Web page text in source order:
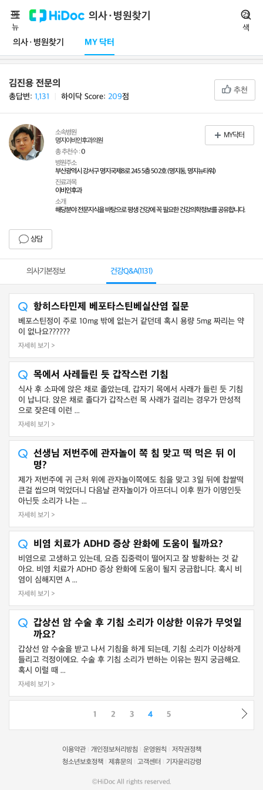
의사·병원찾기
의사·병원찾기 MY 닥터
메
뉴
검
색
김진용 전문의
총답변: 1,131 하이닥 Score: 209점
추천
소속병원
명지이비인후과의원
총 추천수 :0
병원주소
부산광역시 강서구 명지국제8로 245 5층 502호 (명지동, 명지뉴타워)
진료과목
이비인후과
소개
해당분야 전문지식을 바탕으로 평생 건강에 꼭 필요한 건강의학정보를 공유합니다.
상담
MY닥터
의사기본정보 건강Q&A(1131)
항히스타민제 베포타스틴베실산염 질문
베포스틴정이 주로 10mg 밖에 없는거 같던데 혹시 용량 5mg 짜리는 약
이 없나요??????
자세히 보기 >
목에서 사레들린 듯 갑작스런 기침
식사 후 소파에 앉은 채로 졸았는데, 갑자기 목에서 사래가 들린 듯 기침
이 납니다. 앉은 채로 졸다가 갑작스런 목 사래가 걸리는 경우가 만성적
으로 잦은데 이런 ...
자세히 보기 >
선생님 저번주에 관자놀이 쪽 침 맞고 떡 먹은 뒤 이
명?
제가 저번주에 귀 근처 위에 관자놀이쪽에도 침을 맞고 3일 뒤에 찹쌀떡
큰걸 씹으며 먹었더니 다음날 관자놀이가 아프더니 이후 뭔가 이명인듯
아닌듯 소리가 나는 ...
자세히 보기 >
비염 치료가 ADHD 증상 완화에 도움이 될까요?
비염으로 고생하고 있는데, 요즘 집중력이 떨어지고 잘 방황하는 것 같
아요. 비염 치료가 ADHD 증상 완화에 도움이 될지 궁금합니다. 혹시 비
염이 심해지면 A ...
자세히 보기 >
갑상선 암 수술 후 기침 소리가 이상한 이유가 무엇일
까요?
갑상선 암 수술을 받고 나서 기침을 하게 되는데, 기침 소리가 이상하게
들리고 걱정이에요. 수술 후 기침 소리가 변하는 이유는 뭔지 궁금해요.
혹시 이럴 때 ...
자세히 보기 >
1 2 3 4 5
이용약관 개인정보처리방침 운영원칙
저작권정책
청소년보호정책
제휴문의 고객센터 기자윤리강령
©HiDoc All rights reserved.